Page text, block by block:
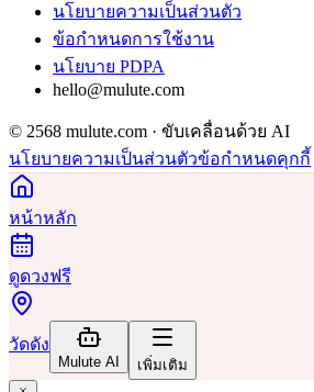
นโยบายความเป็นส่วนตัว
ข้อกำหนดการใช้งาน
นโยบาย PDPA
hello@mulute.com
© 2568 mulute.com · ขับเคลื่อนด้วย AI
นโยบายความเป็นส่วนตัวข้อกำหนดคุกกี้
หน้าหลัก
ดูดวงฟรี
วัดดัง
Mulute AI เพิ่มเติม